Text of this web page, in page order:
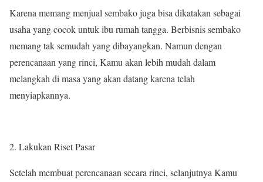
Karena memang menjual sembako juga bisa dikatakan sebagai
usaha yang cocok untuk ibu rumah tangga. Berbisnis sembako
memang tak semudah yang dibayangkan. Namun dengan
perencanaan yang rinci, Kamu akan lebih mudah dalam
melangkah di masa yang akan datang karena telah
menyiapkannya.
Lakukan Riset Pasar
Setelah membuat perencanaan secara rinci, selanjutnya Kamu